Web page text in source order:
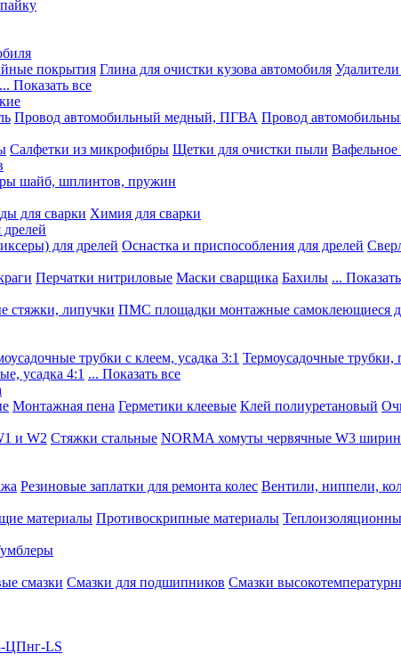
покрытия Глина для очистки кузова автомобиля
... Показать все
Провод автомобильный медный, ПГВА Провод
Салфетки из микрофибры Щетки для очистки пыли Вафельное
шайб, шплинтов, пружин
для сварки Химия для сварки
для дрелей Оснастка и приспособления для дрелей
Перчатки нитриловые Маски сварщика Бахилы ...
стяжки, липучки ПМС площадки монтажные самоклеющиеся
трубки с клеем, усадка 3:1 Термоусадочные трубки,
усадка 4:1 ... Показать все
Монтажная пена Герметики клеевые Клей полиуретановый
и W2 Стяжки стальные NORMA хомуты червячные W3
Резиновые заплатки для ремонта колес Вентили, ниппели,
материалы Противоскрипные материалы
смазки Смазки для подшипников Смазки
ЦПнг-LS